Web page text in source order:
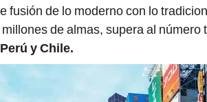
fusión de lo moderno con lo
de almas, supera al número
Perú y Chile.